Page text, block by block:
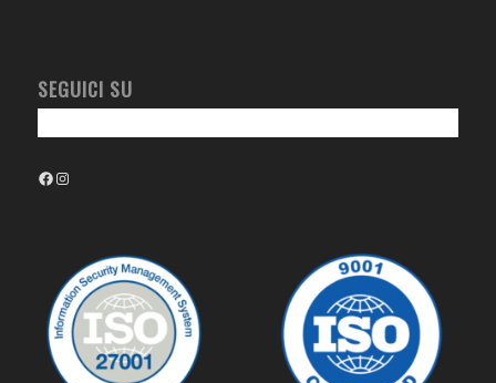
SEGUICI SU
Facebook
Instagram